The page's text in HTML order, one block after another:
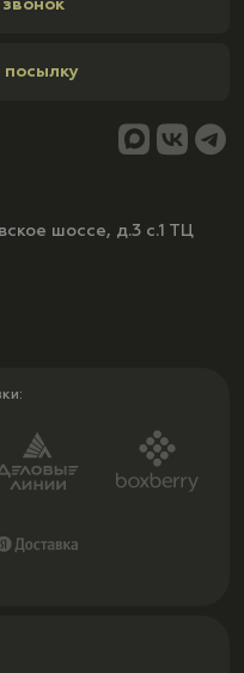
посылку
шоссе, д.3 с.1 ТЦ